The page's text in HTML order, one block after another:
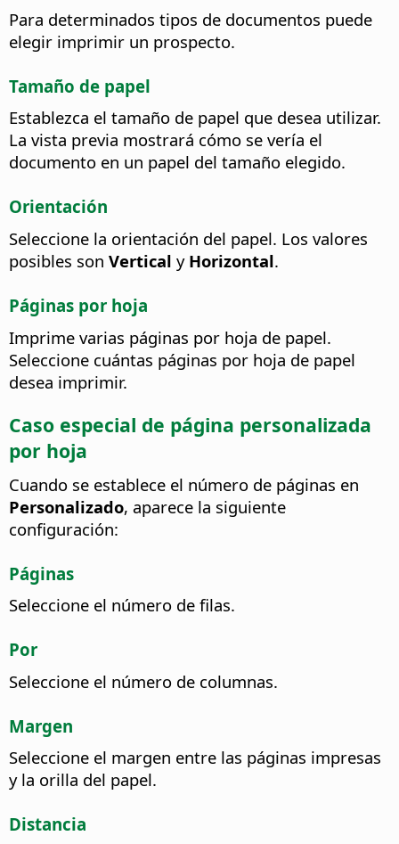
Para determinados tipos de documentos puede
elegir imprimir un prospecto.
Tamaño de papel
Establezca el tamaño de papel que desea utilizar.
La vista previa mostrará cómo se vería el
documento en un papel del tamaño elegido.
Orientación
Seleccione la orientación del papel. Los valores
posibles son Vertical y Horizontal.
Páginas por hoja
Imprime varias páginas por hoja de papel.
Seleccione cuántas páginas por hoja de papel
desea imprimir.
Caso especial de página personalizada
por hoja
Cuando se establece el número de páginas en
Personalizado, aparece la siguiente
configuración:
Páginas
Seleccione el número de filas.
Por
Seleccione el número de columnas.
Margen
Seleccione el margen entre las páginas impresas
y la orilla del papel.
Distancia